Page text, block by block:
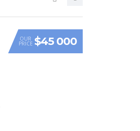
OUR
PRICE $45 000